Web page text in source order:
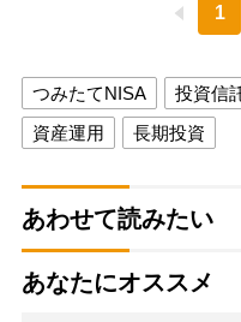
1
つみたてNISA 投資信
資産運用
長期投資
あわせて読みたい
あなたにオススメ